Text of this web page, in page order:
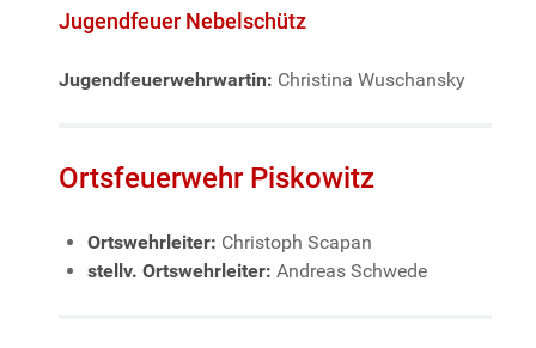
Jugendfeuer Nebelschütz
Jugendfeuerwehrwartin: Christina Wuschansky
Ortsfeuerwehr Piskowitz
Ortswehrleiter: Christoph Scapan
stellv. Ortswehrleiter: Andreas Schwede